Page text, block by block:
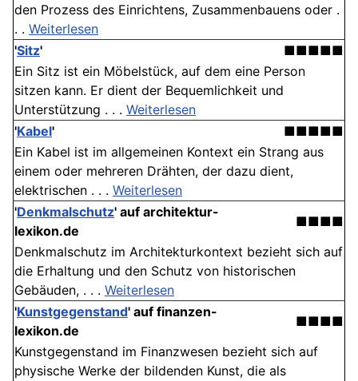
den Prozess des Einrichtens, Zusammenbauens oder .
. . Weiterlesen
'Sitz'
■■■■■
Ein Sitz ist ein Möbelstück, auf dem eine Person
sitzen kann. Er dient der Bequemlichkeit und
Unterstützung . . . Weiterlesen
'Kabel'
■■■■■
Ein Kabel ist im allgemeinen Kontext ein Strang aus
einem oder mehreren Drähten, der dazu dient,
elektrischen . . . Weiterlesen
'Denkmalschutz' auf architektur-
lexikon.de
■■■■
Denkmalschutz im Architekturkontext bezieht sich auf
die Erhaltung und den Schutz von historischen
Gebäuden, . . . Weiterlesen
'Kunstgegenstand' auf finanzen-
lexikon.de
■■■■
Kunstgegenstand im Finanzwesen bezieht sich auf
physische Werke der bildenden Kunst, die als